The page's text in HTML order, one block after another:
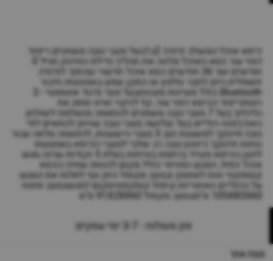
כיסא אוכל המשלב נדנדה 2ב1בעל מצבי גובה משתנים.ריפוד
חודשים ועד 36 חודשים.כסא אוכל חדשני שהופך לנדנדה
חשמלית.ניתן לחבר טלפון או התקן שמע באמצעות חיבור
רמותריפוד הכיסא דמוי עור, קל לניקוי ואינו סופג את
הלכלוך.בעל 7 מצבי גובה משתנים להתאמה מושלמת לשולחן
האורךמנח רגליים בעל שלושה מצבי גובה שניתן להתאים לפי
גובה תינוקך.למשענת הגב 3 מצבי הישענות, להתאמה מלאה עבור
נוחות תינוקך.כיוונון גובה רב שלבי למצבי הכיסא באמצעות
לחצן.הכיסא מצויד ברתמת בטיחות בעלת 5 נקודות עגינה.מגש
אוכל כפול, המגש הפנימי כולל מקום להנחת שתיה.הכסא
קומפקטי ונוח לאחסון ובמצב מקופל ניתן אף לתלות את המגש
על הרגליים האחוריות.קיפול קומקפטימקום למגשבמצב פתוח
105X83X60 ס"מבמצב מקופל 91X28X60 ס"מ
זמן משלוח - 3-7 ימי עסקים
מפת אתר